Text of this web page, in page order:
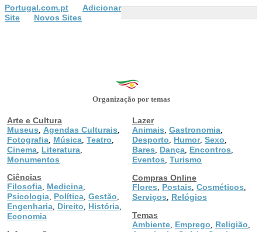
Portugal.com.pt
Adicionar
Site
Novos Sites
Organização por temas
Arte e Cultura
Museus
Agendas Culturais
Fotografia Música Teatro
Cinema Literatura
Monumentos
Ciências
Filosofia Medicina
Psicologia Política Gestão
Engenharia Direito História
Economia
Lazer
Animais Gastronomia
Desporto Humor, Sexo
Bares Dança Encontros
Eventos Turismo
Compras Online
Flores
Postais Cosméticos
Serviços
Relógios
Temas
Ambiente Emprego Religião